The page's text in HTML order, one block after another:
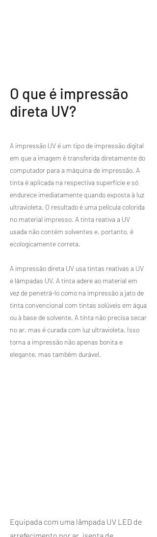
O que é impressão
direta UV?
A impressão UV é um tipo de impressão digital
em que a imagem é transferida diretamente do
computador para a máquina de impressão. A
tinta é aplicada na respectiva superfície e só
endurece imediatamente quando exposta à luz
ultravioleta. O resultado é uma película colorida
no material impresso. A tinta reativa a UV
usada não contém solventes e, portanto, é
ecologicamente correta.
​A impressão direta UV usa tintas reativas a UV
e lâmpadas UV. A tinta adere ao material em
vez de penetrá-lo como na impressão a jato de
tinta convencional com tintas solúveis em água
ou à base de solvente. A tinta não precisa secar
no ar, mas é curada com luz ultravioleta. Isso
torna a impressão não apenas bonita e
elegante, mas também durável.
Equipada com uma lâmpada UV LED de